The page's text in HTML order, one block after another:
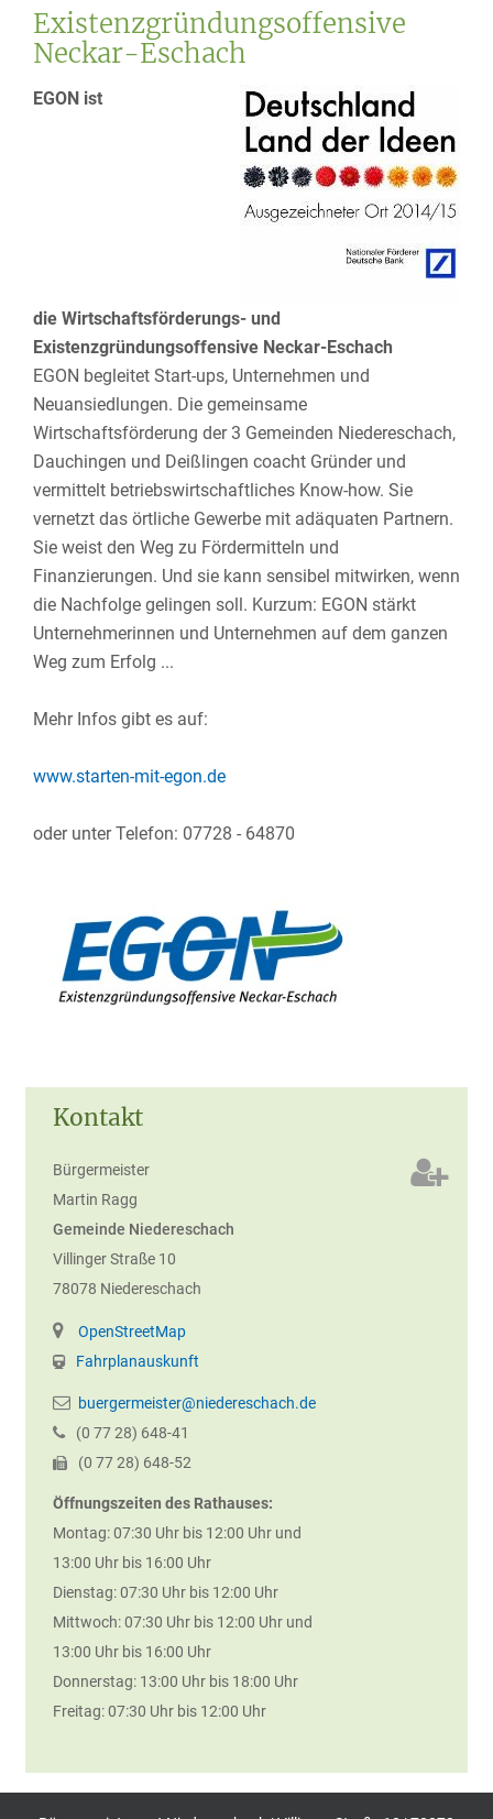
Kontakt
Bürgermeister
Martin Ragg
Gemeinde Niedereschach
Villinger Straße 10
78078 Niedereschach
OpenStreetMap
Fahrplanauskunft
buergermeister@niedereschach.de
(0 7728) 648-41
(0 7728) 648-52
Öffnungszeiten des Rathauses:
Montag: 07:30 Uhr bis 12:00 Uhr und
13:00 Uhr bis 16:00 Uhr
Dienstag: 07:30 Uhr bis 12:00 Uhr
Mittwoch: 07:30 Uhr bis 12:00 Uhr und
13:00 Uhr bis 16:00 Uhr
Donnerstag: 13:00 Uhr bis 18:00 Uhr
Freitag: 07:30 Uhr bis 12:00 Uhr
Existenzgründungsoffensive
Neckar-Eschach
EGON ist
die Wirtschaftsförderungs- und
Existenzgründungsoffensive Neckar-Eschach
EGON begleitet Start-ups, Unternehmen und
Neuansiedlungen. Die gemeinsame
Wirtschaftsförderung der 3 Gemeinden Niedereschach,
Dauchingen und Deißlingen coacht Gründer und
vermittelt betriebswirtschaftliches Know-how. Sie
vernetzt das örtliche Gewerbe mit adäquaten Partnern.
Sie weist den Weg zu Fördermitteln und
Finanzierungen. Und sie kann sensibel mitwirken, wenn
die Nachfolge gelingen soll. Kurzum: EGON stärkt
Unternehmerinnen und Unternehmen auf dem ganzen
Weg zum Erfolg ...
Mehr Infos gibt es auf:
www.starten-mit-egon.de
oder unter Telefon: 07728 - 64870